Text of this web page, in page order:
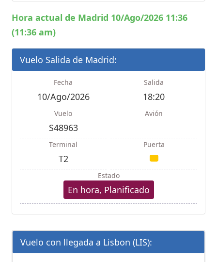
Hora actual de Madrid 10/Ago/2026 11:36
(11:36 am)
Vuelo Salida de Madrid:
Fecha
10/Ago/2026
Salida
18:20
Vuelo
S48963
Avión
Terminal
T2
Puerta
Estado
En hora, Planificado
Vuelo con llegada a Lisbon (LIS):